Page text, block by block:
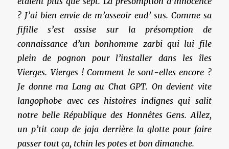
? J’ai bien envie de m’asseoir eud’ sus. Comme sa
fifille s’est assise sur la présomption de
connaissance d’un bonhomme zarbi qui lui file
plein de pognon pour l’installer dans les îles
Vierges. Vierges ! Comment le sont-elles encore ?
Je donne ma Lang au Chat GPT. On devient vite
langophobe avec ces histoires indignes qui salit
notre belle République des Honnêtes Gens. Allez,
un p’tit coup de jaja derrière la glotte pour faire
passer tout ça, tchin les potes et bon dimanche.